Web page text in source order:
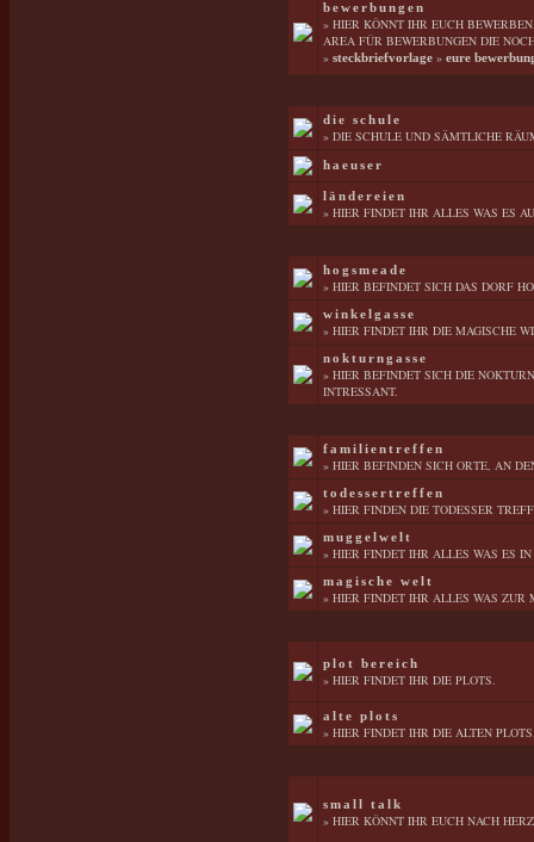
bewerbungen
» HIER KÖNNT IHR EUCH
AREA FÜR BEWERBUNGEN DIE
» steckbriefvorlage » eure
die schule
» DIE SCHULE UND SÄMTLICHE
haeuser
ländereien
» HIER FINDET IHR ALLES WAS ES
hogsmeade
» HIER BEFINDET SICH DAS DORF
winkelgasse
» HIER FINDET IHR DIE MAGISCHE
nokturngasse
» HIER BEFINDET SICH DIE
INTRESSANT.
familientreffen
» HIER BEFINDEN SICH ORTE, AN
todessertreffen
» HIER FINDEN DIE TODESSER
muggelwelt
» HIER FINDET IHR ALLES WAS ES
magische welt
» HIER FINDET IHR ALLES WAS ZUR
plot bereich
» HIER FINDET IHR DIE PLOTS.
alte plots
» HIER FINDET IHR DIE ALTEN
small talk
» HIER KÖNNT IHR EUCH NACH